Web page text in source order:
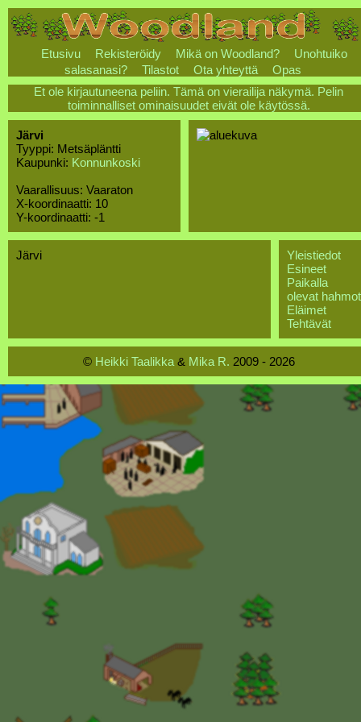
Etusivu Rekisteröidy Mikä on Woodland?
Unohtuiko
salasanasi?
Tilastot Ota yhteyttä
Opas
Et ole kirjautuneena peliin. Tämä on vierailija näkymä. Pelin
toiminnalliset ominaisuudet eivät ole käytössä.
Järvi
Tyyppi: Metsäpläntti
Kaupunki: Konnunkoski
Vaarallisuus: Vaaraton
X-koordinaatti: 10
Y-koordinaatti: -1
Järvi
Yleistiedot
Esineet
Paikalla
olevat hahmot
Eläimet
Tehtävät
© Heikki Taalikka& Mika R. 2009 - 2026